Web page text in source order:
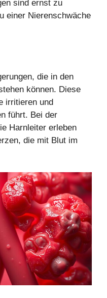
sind ernst zu
einer Nierenschwäche
die in den
können. Diese
irritieren und
führt. Bei der
Harnleiter erleben
die mit Blut im